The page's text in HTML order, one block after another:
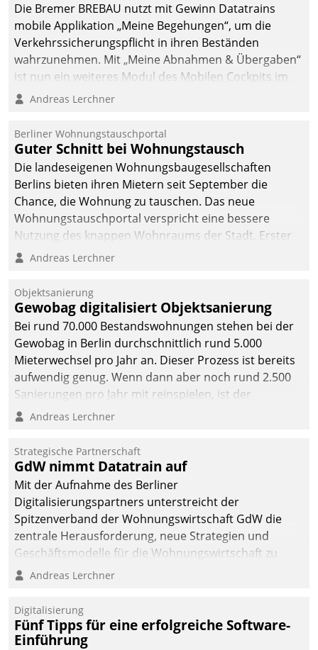
Die Bremer BREBAU nutzt mit Gewinn Datatrains
mobile Applikation „Meine Begehungen“, um die
Verkehrssicherungspflicht in ihren Beständen
wahrzunehmen. Mit „Meine Abnahmen & Übergaben“
ist nun ein weiteres Modul des Mobilen Cockpits im
Einsatz.
Andreas Lerchner
Berliner Wohnungstauschportal
Guter Schnitt bei Wohnungstausch
Die landeseigenen Wohnungsbaugesellschaften
Berlins bieten ihren Mietern seit September die
Chance, die Wohnung zu tauschen. Das neue
Wohnungstauschportal verspricht eine bessere
Nutzung des knappen Wohnraums der Stadt. Erster
Anwendungsfall für Datatrains Lösung API-Hub mit
Unternehmen.
Andreas Lerchner
Objektsanierung
Gewobag digitalisiert Objektsanierung
Bei rund 70.000 Bestandswohnungen stehen bei der
Gewobag in Berlin durchschnittlich rund 5.000
Mieterwechsel pro Jahr an. Dieser Prozess ist bereits
aufwendig genug. Wenn dann aber noch rund 2.500
Sanierungen pro Jahr mit reinspielen, ist der
Betreuungs- und Organisationsaufwand immens. Im
kommunale Wohnungsbauunternehmen daher
gemeinsam mit der Berliner Datatrain GmbH den
Teilprozess der Objektsanierung digitalisiert.
Andreas Lerchner
Strategische Partnerschaft
GdW nimmt Datatrain auf
Mit der Aufnahme des Berliner
Digitalisierungspartners unterstreicht der
Spitzenverband der Wohnungswirtschaft GdW die
zentrale Herausforderung, neue Strategien und
Geschäftsmodelle für die Wohnungswirtschaft zu
entwickeln.
Andreas Lerchner
Digitalisierung
Fünf Tipps für eine erfolgreiche Software-
Einführung